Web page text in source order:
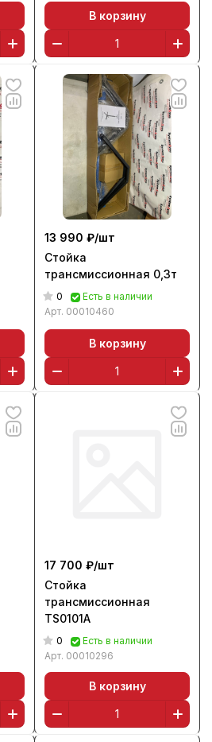
В корзину
13 990 ₽/шт
Стойка
трансмиссионная 0,3т
0
Есть в наличии
Арт. 00010460
В корзину
17 700 ₽/шт
Стойка
трансмиссионная
TS0101A
0
Есть в наличии
Арт. 00010296
В корзину